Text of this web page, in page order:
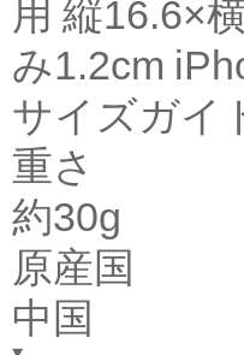
用 縦16.6×
み1.2cm
サイズガイ
重さ
約30g
原産国
中国